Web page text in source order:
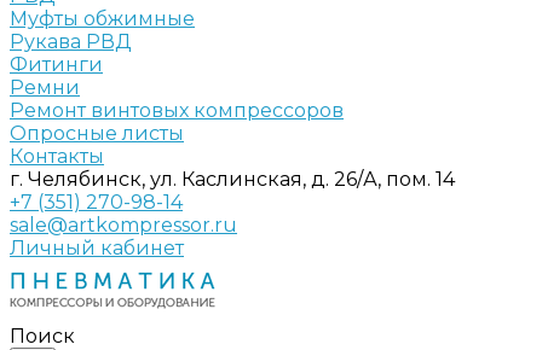
Муфты обжимные
Рукава РВД
Фитинги
Ремни
Ремонт винтовых компрессоров
Опросные листы
Контакты
г. Челябинск, ул. Каслинская, д. 26/А, пом. 14
+7 (351) 270-98-14
sale@artkompressor.ru
Личный кабинет
Поиск